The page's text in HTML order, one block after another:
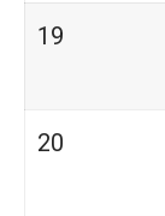
19
20